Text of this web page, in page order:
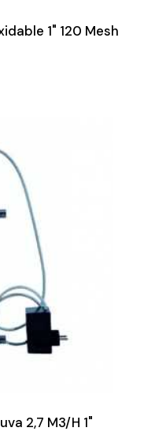
1" 120 Mesh
2,7 M3/H 1"